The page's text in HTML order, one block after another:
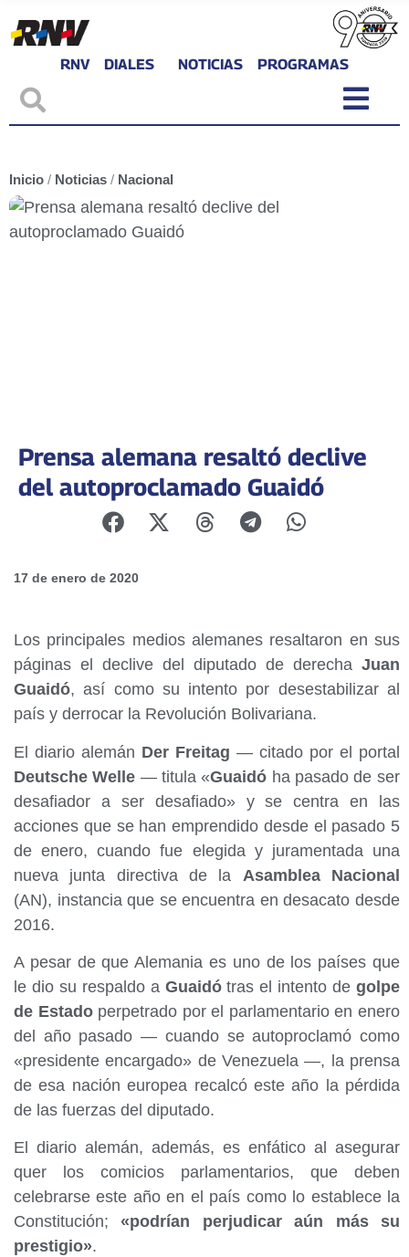
RNV DIALES NOTICIAS PROGRAMAS
Inicio / Noticias / Nacional
Prensa alemana resaltó declive
del autoproclamado Guaidó
17 de enero de 2020
Los principales medios alemanes resaltaron en sus
páginas el declive del diputado de derecha Juan
Guaidó, así como su intento por desestabilizar al
país y derrocar la Revolución Bolivariana.
El diario alemán Der Freitag — citado por el portal
Deutsche Welle — titula «Guaidó ha pasado de ser
desafiador a ser desafiado» y se centra en las
acciones que se han emprendido desde el pasado 5
de enero, cuando fue elegida y juramentada una
nueva junta directiva de la Asamblea Nacional
(AN), instancia que se encuentra en desacato desde
2016.
A pesar de que Alemania es uno de los países que
le dio su respaldo a Guaidótras el intento de golpe
de Estadoperpetrado por el parlamentario en enero
del año pasado — cuando se autoproclamó como
«presidente encargado» de Venezuela —, la prensa
de esa nación europea recalcó este año la pérdida
de las fuerzas del diputado.
El diario alemán, además, es enfático al asegurar
quer los comicios parlamentarios, que deben
celebrarse este año en el país como lo establece la
Constitución; «podrían perjudicar aún más su
prestigio».